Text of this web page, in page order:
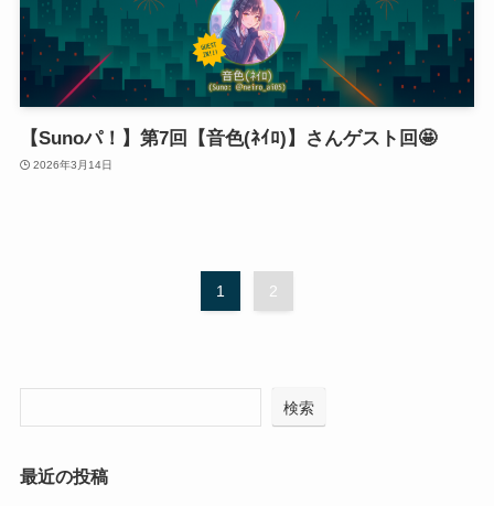
【Sunoパ！】第7回【音色(ﾈｲﾛ)】さんゲスト回🤩
2026年3月14日
1 2
検索
最近の投稿